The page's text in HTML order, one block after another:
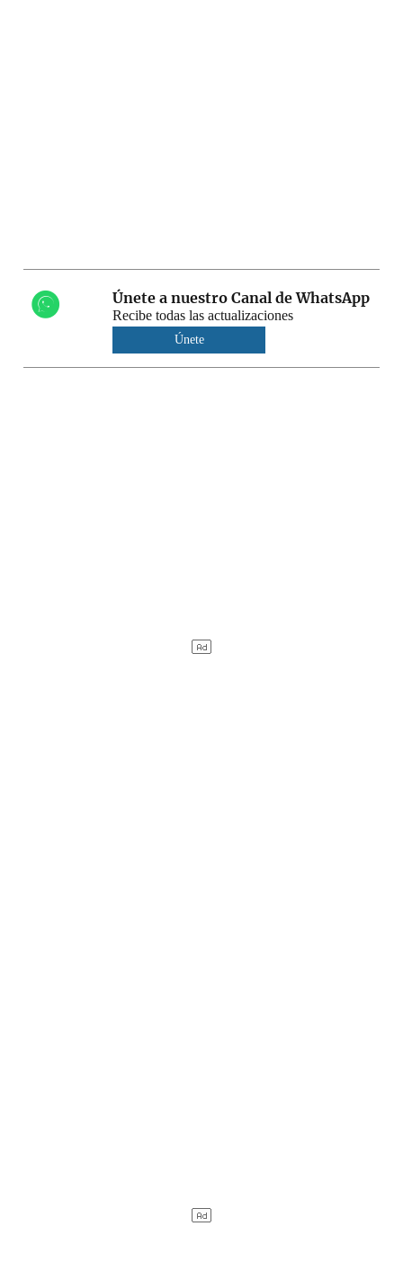
Únete a nuestro Canal de WhatsApp
Recibe todas las actualizaciones
Únete